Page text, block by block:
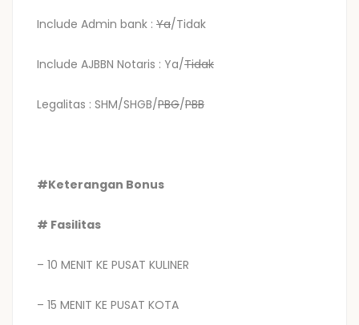
Include Admin bank : Ya/Tidak
Include AJBBN Notaris : Ya/Tidak
Legalitas : SHM/SHGB/PBG/PBB
#Keterangan Bonus
# Fasilitas
– 10 MENIT KE PUSAT KULINER
– 15 MENIT KE PUSAT KOTA